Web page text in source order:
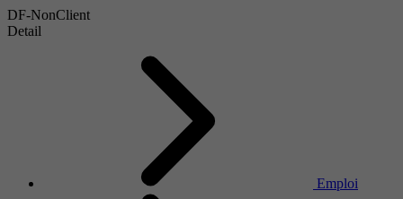
DF-NonClient
Detail
Emploi